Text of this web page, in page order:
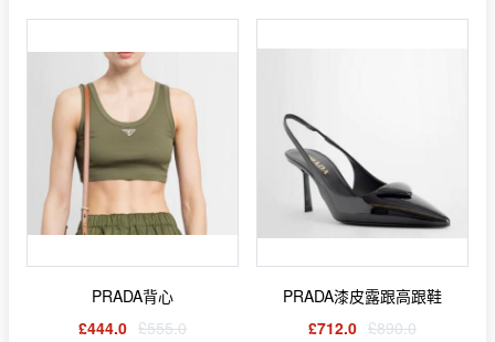
PRADA背心
£444.0 £555.0
PRADA漆皮露跟高跟鞋
£712.0 £890.0